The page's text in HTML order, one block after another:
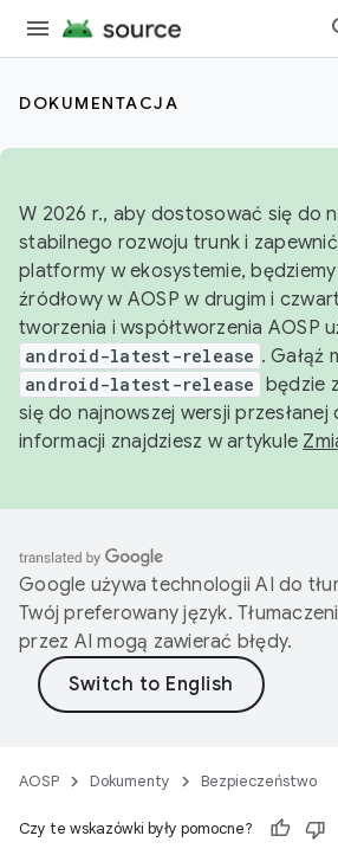
DOKUMENTACJA
W 2026 r., aby dostosować się do
stabilnego rozwoju trunk i
platformy w ekosystemie,
źródłowy w AOSP w drugim i
tworzenia i współtworzenia AOSP
android-latest-release . Gałąź
android-latest-release będzie
się do najnowszej wersji przesłanej
informacji znajdziesz w artykule
Google używa technologii AI do
Twój preferowany język.
przez AI mogą zawierać błędy.
AOSP Dokumenty Bezpieczeństwo
Czy te wskazówki były pomocne?